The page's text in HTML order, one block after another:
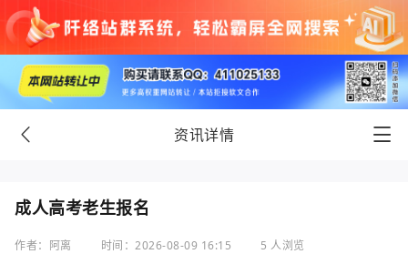
资讯详情
成人高考老生报名
作者：阿离 时间：2026-08-09 16:15 5 人浏览